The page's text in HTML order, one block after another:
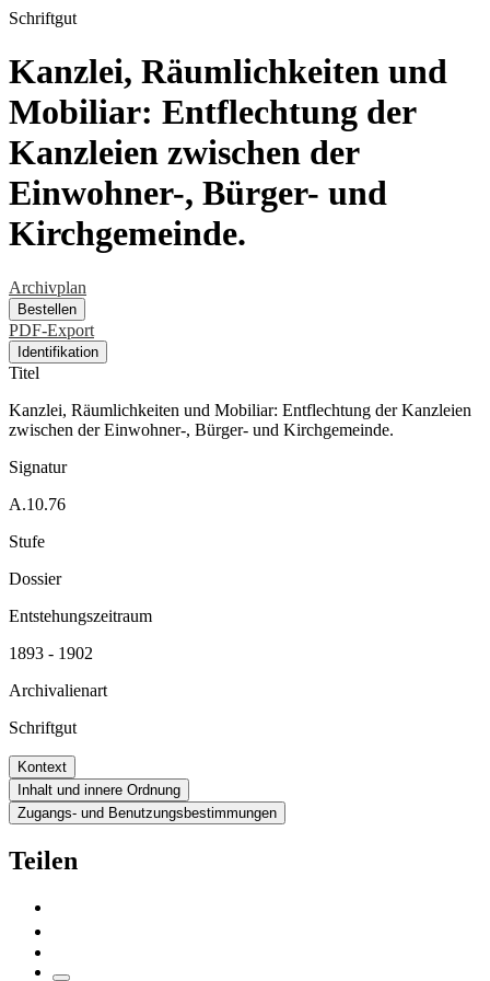
Schriftgut
Kanzlei, Räumlichkeiten und
Mobiliar: Entflechtung der
Kanzleien zwischen der
Einwohner-, Bürger- und
Kirchgemeinde.
Archivplan
Bestellen
PDF-Export
Identifikation
Titel
Kanzlei, Räumlichkeiten und Mobiliar: Entflechtung der Kanzleien
zwischen der Einwohner-, Bürger- und Kirchgemeinde.
Signatur
A.10.76
Stufe
Dossier
Entstehungszeitraum
1893 - 1902
Archivalienart
Schriftgut
Kontext
Inhalt und innere Ordnung
Zugangs- und Benutzungsbestimmungen
Teilen